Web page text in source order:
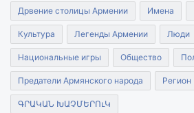
Дрвение столицы Армении Имена
Культура Легенды Армении Люди
Национальные игры Общество
Предатели Армянского народа Регион
ԳՐԱԿԱՆ ԽԱՉՄԵՐՈւԿ